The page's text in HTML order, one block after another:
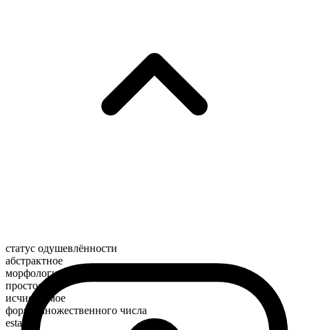
статус одушевлённости
абстрактное
морфологический состав
простое
исчисляемое
форма множественного числа
estates